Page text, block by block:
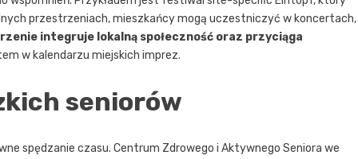
przestrzeniach, mieszkańcy mogą uczestniczyć w koncertach,
integruje lokalną społeczność oraz przyciąga
w kalendarzu miejskich imprez.
seniorów
spędzanie czasu. Centrum Zdrowego i Aktywnego Seniora we